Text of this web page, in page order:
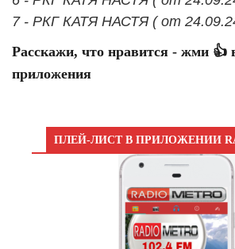
7 - РКГ КАТЯ НАСТЯ ( от
Расскажи, что нравится - жми 👍
приложения
ПЛЕЙ-ЛИСТ В ПРИЛОЖЕНИИ